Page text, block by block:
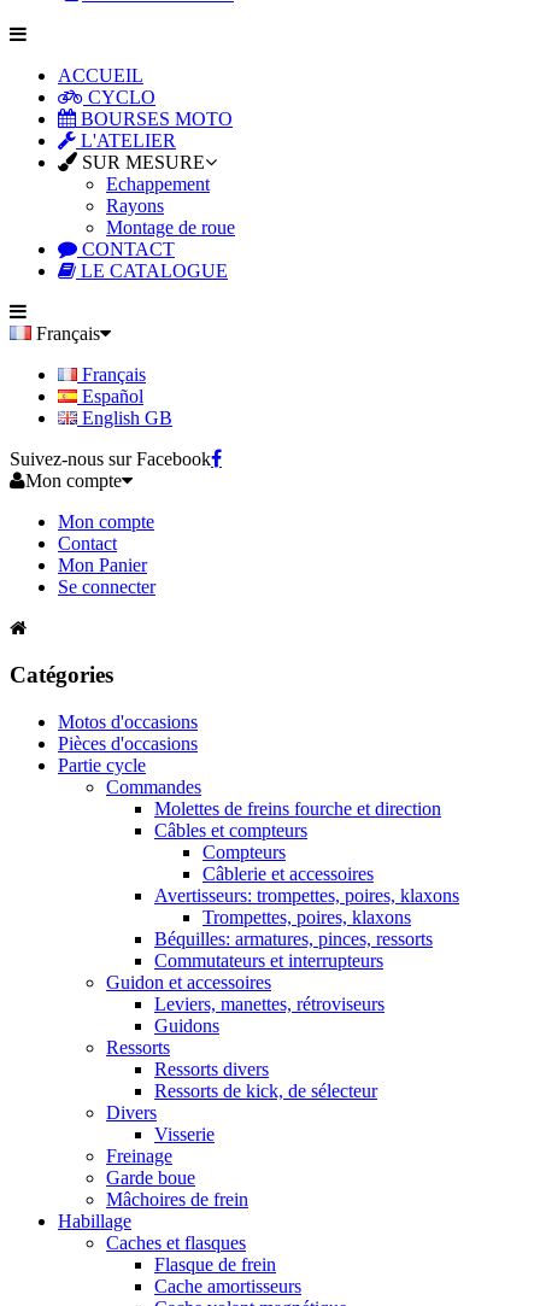
ACCUEIL
CYCLO
BOURSES MOTO
L'ATELIER
SUR MESURE
Echappement
Rayons
Montage de roue
CONTACT
LE CATALOGUE
Français
Français
Español
English GB
Suivez-nous sur Facebook
Mon compte
Mon compte
Contact
Mon Panier
Se connecter
Catégories
Motos d'occasions
Pièces d'occasions
Partie cycle
Commandes
Molettes de freins fourche et direction
Câbles et compteurs
Compteurs
Câblerie et accessoires
Avertisseurs: trompettes, poires, klaxons
Trompettes, poires, klaxons
Béquilles: armatures, pinces, ressorts
Commutateurs et interrupteurs
Guidon et accessoires
Leviers, manettes, rétroviseurs
Guidons
Ressorts
Ressorts divers
Ressorts de kick, de sélecteur
Divers
Visserie
Freinage
Garde boue
Mâchoires de frein
Habillage
Caches et flasques
Flasque de frein
Cache amortisseurs